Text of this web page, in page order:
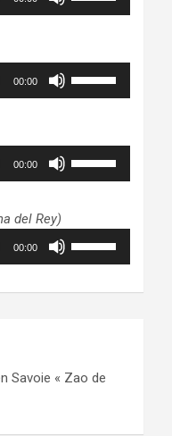
pour
augmenter
ou
volume.
00:00
pour
augmenter
ou
volume.
00:00
pour
augmenter
ou
del Rey)
00:00
haut/bas
le
Savoie « Zao de